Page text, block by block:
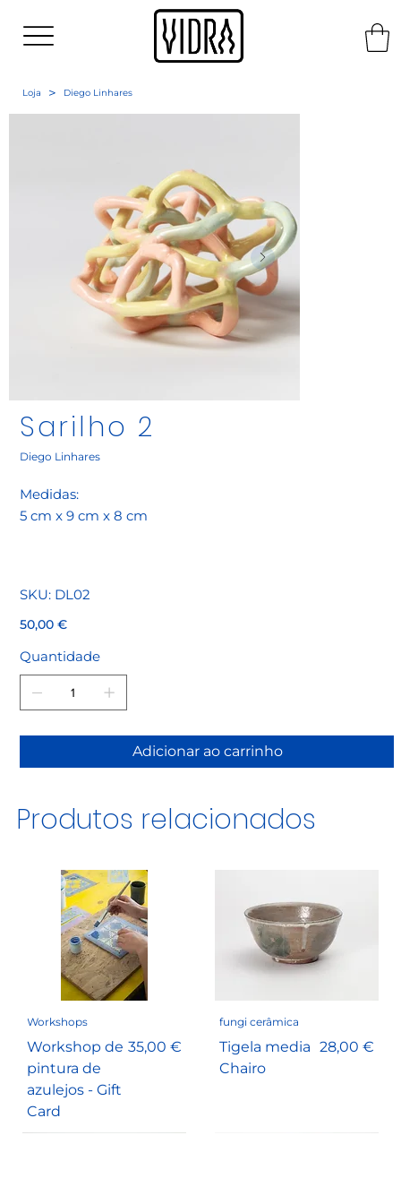
Produtos relacionados
Workshops
Workshop de
pintura de
azulejos - Gift
Card
Preço
35,00 €
fungi cerâmica
Tigela media
Chairo
Preço
28,00 €
Loja > Diego Linhares
Sarilho 2
Diego Linhares
Medidas:
5 cm x 9 cm x 8 cm
SKU: SKU
DL02
DL02
Preço
50,00 €
Quantidade
Adicionar ao carrinho